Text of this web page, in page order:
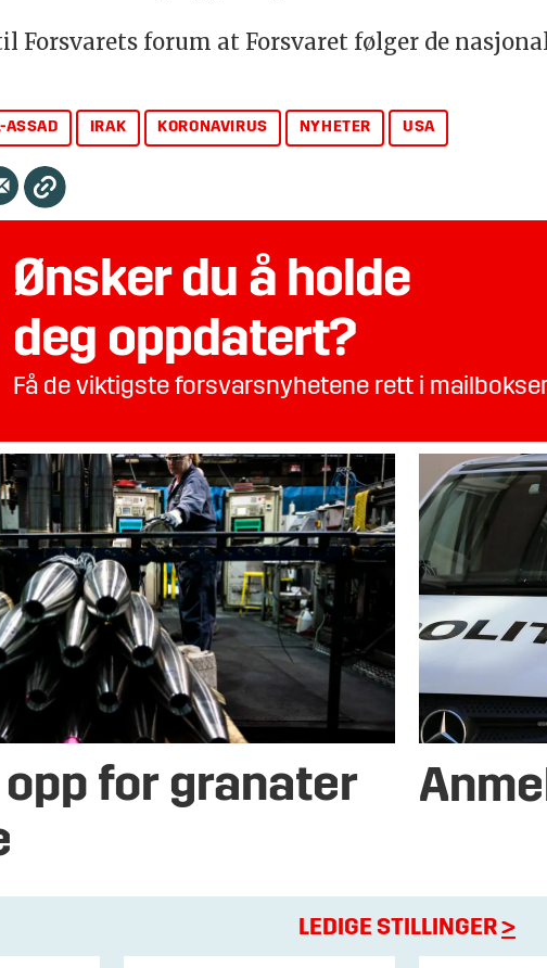
Forsvarets forum at Forsvaret følger de
ASSAD IRAK KORONAVIRUS NYHETER USA
Ønsker du å holde
deg oppdatert?
Få de viktigste forsvarsnyhetene rett i
opp for granater
LEDIGE STILLINGER>